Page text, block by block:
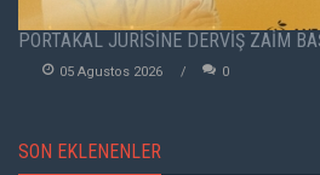
PORTAKAL JÜRİSİNE DERVİŞ ZAİM
05 Agustos 2026 0
SON EKLENENLER